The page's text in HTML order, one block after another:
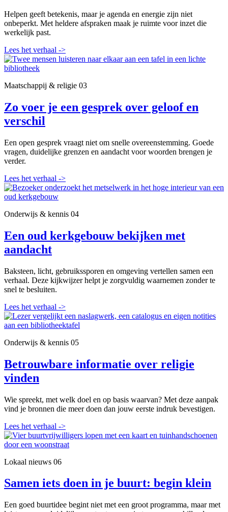
Helpen geeft betekenis, maar je agenda en energie zijn niet
onbeperkt. Met heldere afspraken maak je ruimte voor inzet die
werkelijk past.
Lees het verhaal ->
Maatschappij & religie 03
Zo voer je een gesprek over geloof en
verschil
Een open gesprek vraagt niet om snelle overeenstemming. Goede
vragen, duidelijke grenzen en aandacht voor woorden brengen je
verder.
Lees het verhaal ->
Onderwijs & kennis 04
Een oud kerkgebouw bekijken met
aandacht
Baksteen, licht, gebruikssporen en omgeving vertellen samen een
verhaal. Deze kijkwijzer helpt je zorgvuldig waarnemen zonder te
snel te besluiten.
Lees het verhaal ->
Onderwijs & kennis 05
Betrouwbare informatie over religie
vinden
Wie spreekt, met welk doel en op basis waarvan? Met deze aanpak
vind je bronnen die meer doen dan jouw eerste indruk bevestigen.
Lees het verhaal ->
Lokaal nieuws 06
Samen iets doen in je buurt: begin klein
Een goed buurtidee begint niet met een groot programma, maar met